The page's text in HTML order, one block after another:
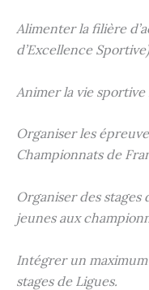
Alimenter la filière
d’Excellence
Animer la vie sportive
Organiser les
Championnats de
Organiser des
jeunes aux
Intégrer un maximum
stages de Ligues.